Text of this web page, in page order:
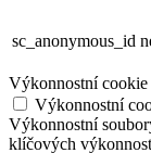
sc_anonymous_id
Výkonnostní cookie
Výkonnostní
Výkonnostní
klíčových